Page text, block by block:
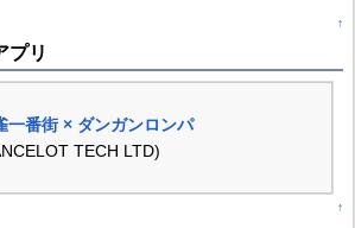
↑
プリ
一番街 × ダンガンロンパ
TECH LTD)
↑